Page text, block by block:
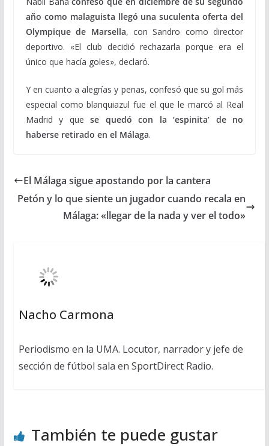
año como malaguista llegó una suculenta oferta del
Olympique de Marsella, con Sandro como director
deportivo. «El club decidió rechazarla porque era el
único que hacía goles», declaró.
Y en cuanto a alegrías y penas, confesó que su gol más
especial como blanquiazul fue el que le marcó al Real
Madrid y que se quedó con la ‘espinita’ de no
haberse retirado en el Málaga.
El Málaga sigue apostando por la cantera
Petón y lo que siente un jugador cuando recala en
Málaga: «llegar de la nada y ver el todo»
Nacho Carmona
Periodismo en la UMA. Locutor, narrador y jefe de
sección de fútbol sala en SportDirect Radio.
También te puede gustar